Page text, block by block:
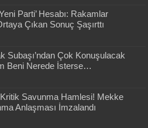
Parti’ Hesabı: Rakamlar
Çıkan Sonuç Şaşırttı
Subaşı’ndan Çok Konuşulacak
Beni Nerede İsterse…
Savunma Hamlesi! Mekke
Anlaşması İmzalandı